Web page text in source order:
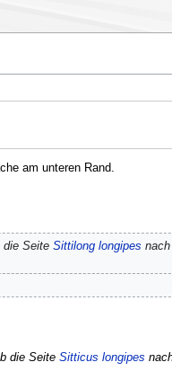
am unteren Rand.
die Seite Sittilong longipes
die Seite Sitticus longipes